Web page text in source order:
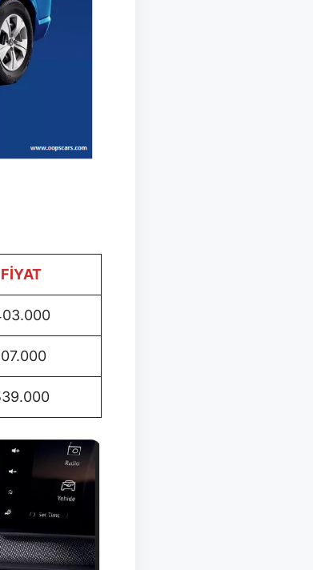
FİYAT